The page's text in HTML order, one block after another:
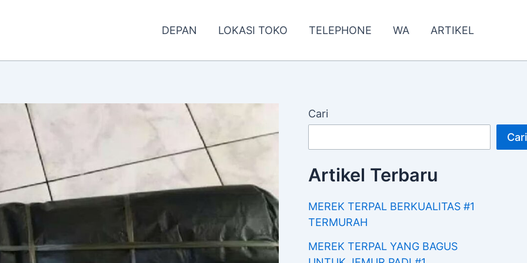
DEPAN LOKASI TOKO TELEPHONE WA ARTIKEL
Cari
Cari
Artikel Terbaru
MEREK TERPAL BERKUALITAS #1
TERMURAH
MEREK TERPAL YANG BAGUS